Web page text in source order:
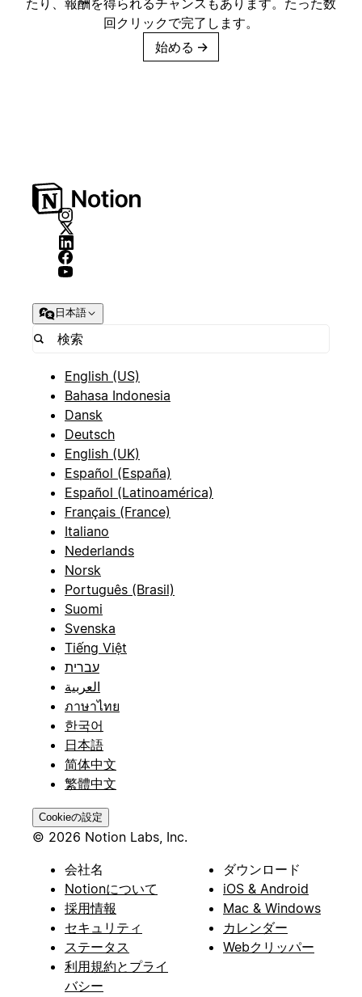
たり、報酬を得られるチャンスもあります。たった数
回クリックで完了します。
始める →
日本語
English (US)
Bahasa Indonesia
Dansk
Deutsch
English (UK)
Español (España)
Español (Latinoamérica)
Français (France)
Italiano
Nederlands
Norsk
Português (Brasil)
Suomi
Svenska
Tiếng Việt
עברית
العربية
ภาษาไทย
한국어
日本語
简体中文
繁體中文
Cookieの設定
© 2026 Notion Labs, Inc.
会社名
Notionについて
採用情報
セキュリティ
ステータス
利用規約とプライ
バシー
ダウンロード
iOS & Android
Mac & Windows
カレンダー
Webクリッパー